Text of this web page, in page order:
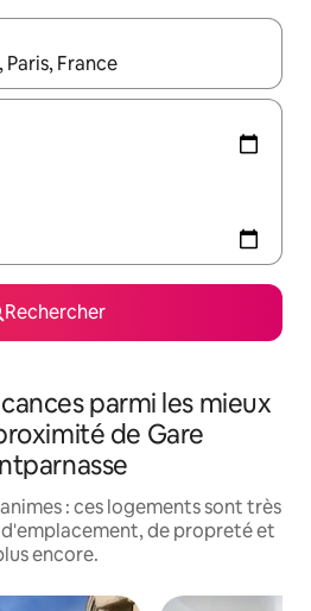
utilisez les flèches vers le
Rechercher
parmi les mieux
de Gare
: ces logements sont très
de propreté et
encore.